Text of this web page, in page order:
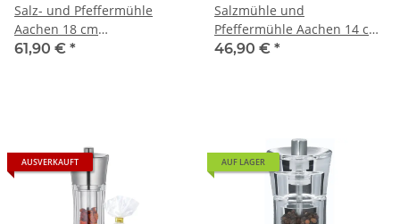
Salz- und Pfeffermühle
Aachen 18 cm
Edelstahl/Acryl mit
61,90 € *
Salzmühle und
Pfeffermühle Aachen 14 cm
Acryl mit Untersetzer
46,90 € *
AUSVERKAUFT AUF LAGER